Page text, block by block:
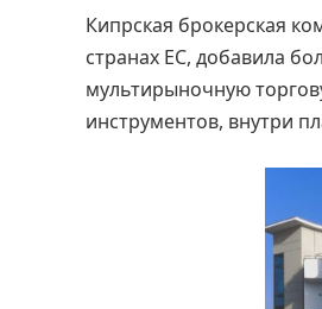
Кипрская брокерская
странах ЕС, добавила
мультирыночную
инструментов, внутри